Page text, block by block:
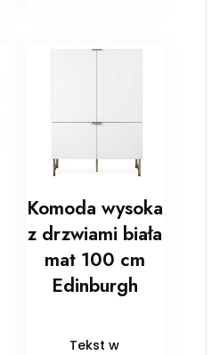
Komoda wysoka
z drzwiami biała
mat 100 cm
Edinburgh
Tekst w